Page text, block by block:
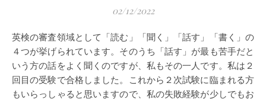
02/12/2022
英検の審査領域として「読む」「聞く」「話す」「書く」の
４つが挙げられています。そのうち「話す」が最も苦手だと
いう方の話をよく聞くのですが、私もその一人です。私は２
回目の受験で合格しました。これから２次試験に臨まれる方
もいらっしゃると思いますので、私の失敗経験が少しでもお